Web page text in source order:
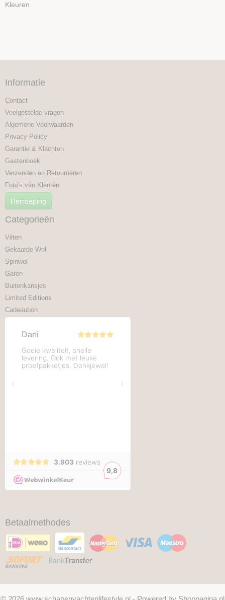
Kleuren
Informatie
Contact
Veelgestelde vragen
Algemene Voorwaarden
Privacy Policy
Garantie & Klachten
Gastenboek
Verzenden en Retourneren
Foto's van Klanten
Herroeping
Categorieën
Vilten
Gekaarde Wol
Spinwol
Garen
Buitenkansjes
Limited Editions
Cadeaubon
Betaalmethodes